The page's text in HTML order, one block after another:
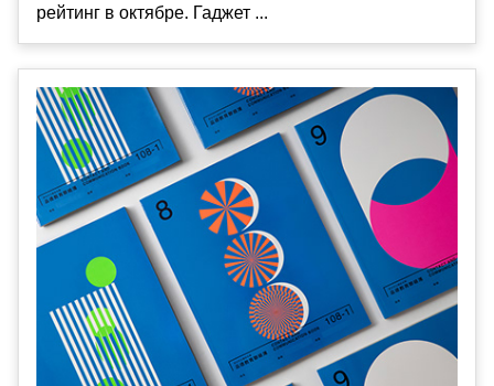
рейтинг в октябре. Гаджет ...